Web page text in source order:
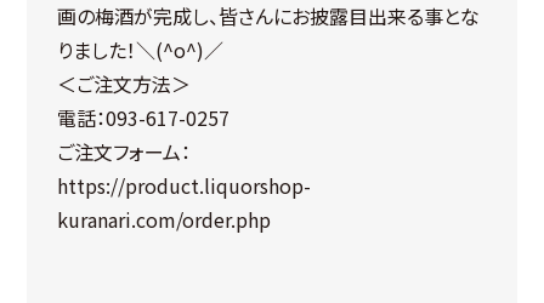
画の梅酒が完成し、皆さんにお披露目出来る事とな
りました！＼(^o^)／
＜ご注文方法＞
電話：093-617-0257
ご注文フォーム：
https://product.liquorshop-
kuranari.com/order.php